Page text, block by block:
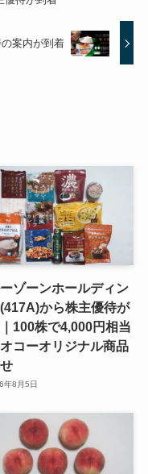
案内が到着
ゾーンホールディン
から株主優待が
100株で4,000円相当
コーオリジナル商品
年8月5日